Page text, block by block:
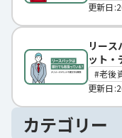
更新日
リー
ット・
老後
更新日
カテゴリー